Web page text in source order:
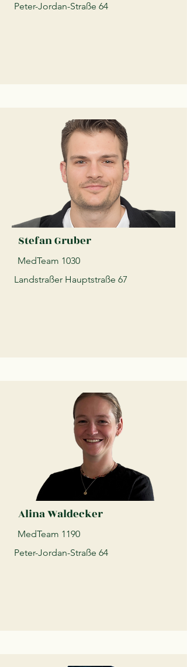
Peter-Jordan-Straße 64
Stefan Gruber
MedTeam 1030
Landstraßer Hauptstraße 67
Alina Waldecker
MedTeam 1190
Peter-Jordan-Straße 64